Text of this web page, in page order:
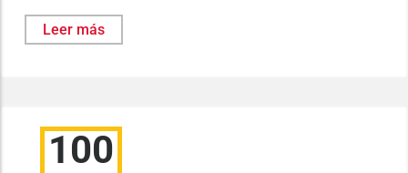
Leer más
100